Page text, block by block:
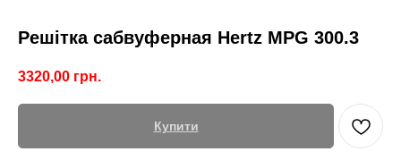
Решітка сабвуферная Hertz MPG 300.3
3320,00 грн.
Купити